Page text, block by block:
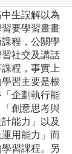
生誤解以為
習要學習畫畫
程，公關學
習社交及講話
程，事實上
習主要是根
企劃執行能
「創意思考與
能力」以及
運用能力」而
習課程。另